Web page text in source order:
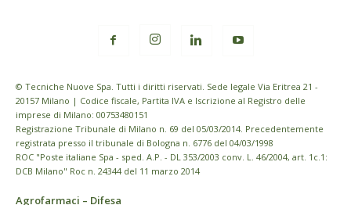
© Tecniche Nuove Spa. Tutti i diritti riservati. Sede legale Via Eritrea 21 -
20157 Milano | Codice fiscale, Partita IVA e Iscrizione al Registro delle
imprese di Milano: 00753480151
Registrazione Tribunale di Milano n. 69 del 05/03/2014. Precedentemente
registrata presso il tribunale di Bologna n. 6776 del 04/03/1998
ROC "Poste italiane Spa - sped. A.P. - DL 353/2003 conv. L. 46/2004, art. 1c.1:
DCB Milano" Roc n. 24344 del 11 marzo 2014
Agrofarmaci – Difesa